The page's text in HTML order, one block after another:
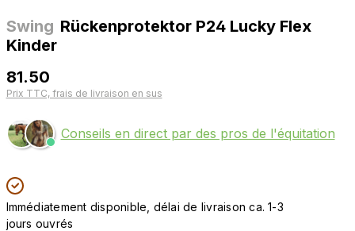
Swing Rückenprotektor P24 Lucky Flex
Kinder
81.50
Prix TTC, frais de livraison en sus
Conseils en direct par des pros de l'équitation
Immédiatement disponible, délai de livraison ca. 1-3
jours ouvrés